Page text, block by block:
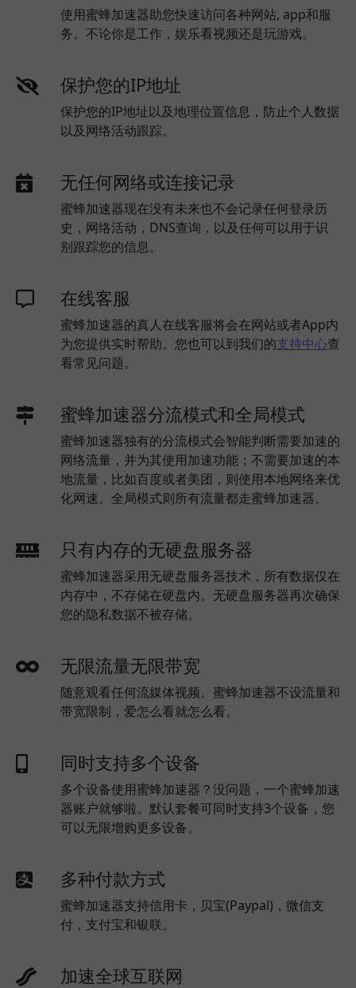
使用蜜蜂加速器助您快速访问各种网站, app和服
务。不论你是工作，娱乐看视频还是玩游戏。
保护您的IP地址
保护您的IP地址以及地理位置信息，防止个人数据
以及网络活动跟踪。
无任何网络或连接记录
蜜蜂加速器现在没有未来也不会记录任何登录历
史，网络活动，DNS查询，以及任何可以用于识
别跟踪您的信息。
在线客服
蜜蜂加速器的真人在线客服将会在网站或者App内
为您提供实时帮助。您也可以到我们的支持中心查
看常见问题。
蜜蜂加速器分流模式和全局模式
蜜蜂加速器独有的分流模式会智能判断需要加速的
网络流量，并为其使用加速功能；不需要加速的本
地流量，比如百度或者美团，则使用本地网络来优
化网速。全局模式则所有流量都走蜜蜂加速器。
只有内存的无硬盘服务器
蜜蜂加速器采用无硬盘服务器技术，所有数据仅在
内存中，不存储在硬盘内。无硬盘服务器再次确保
您的隐私数据不被存储。
无限流量无限带宽
随意观看任何流媒体视频。蜜蜂加速器不设流量和
带宽限制，爱怎么看就怎么看。
同时支持多个设备
多个设备使用蜜蜂加速器？没问题，一个蜜蜂加速
器账户就够啦。默认套餐可同时支持3个设备，您
可以无限增购更多设备。
多种付款方式
蜜蜂加速器支持信用卡，贝宝(Paypal)，微信支
付，支付宝和银联。
加速全球互联网